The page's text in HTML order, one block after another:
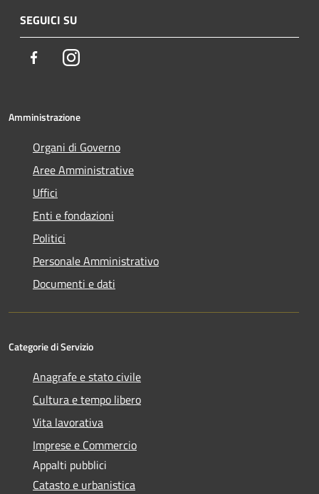
SEGUICI SU
FacebookInstagram
Amministrazione
Organi di Governo
Aree Amministrative
Uffici
Enti e fondazioni
Politici
Personale Amministrativo
Documenti e dati
Categorie di Servizio
Anagrafe e stato civile
Cultura e tempo libero
Vita lavorativa
Imprese e Commercio
Appalti pubblici
Catasto e urbanistica